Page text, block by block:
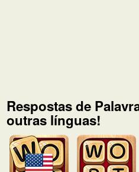
Respostas de
outras línguas!